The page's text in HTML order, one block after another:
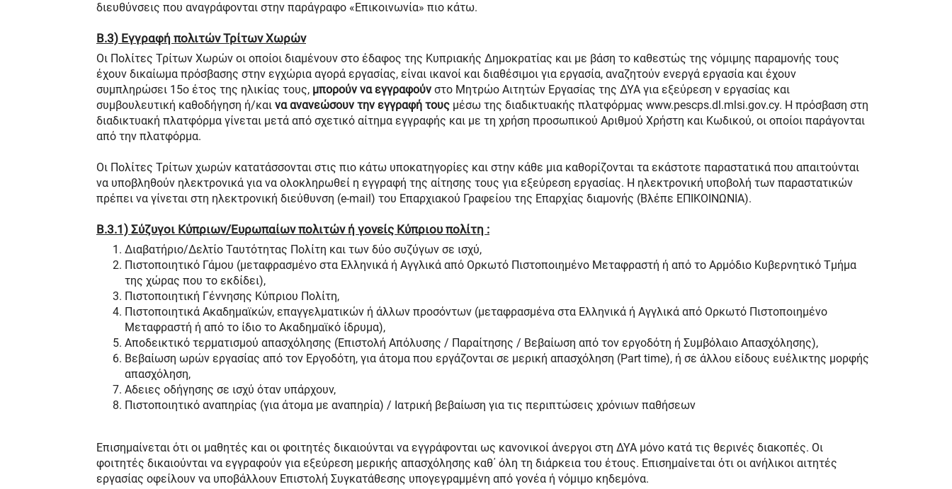
διευθύνσεις που αναγράφονται στην παράγραφο «Επικοινωνία» πιο κάτω.
Β.3) Εγγραφή πολιτών Τρίτων Χωρών
Οι Πολίτες Τρίτων Χωρών οι οποίοι διαμένουν στο έδαφος της Κυπριακής Δημοκρατίας και με βάση το καθεστώς της νόμιμης παραμονής τους
έχουν δικαίωμα πρόσβασης στην εγχώρια αγορά εργασίας, είναι ικανοί και διαθέσιμοι για εργασία, αναζητούν ενεργά εργασία και έχουν
συμπληρώσει 15ο έτος της ηλικίας τους, μπορούν να εγγραφούν στο Μητρώο Αιτητών Εργασίας της ΔΥΑ για εξεύρεση ν εργασίας και
συμβουλευτική καθοδήγηση ή/και να ανανεώσουν την εγγραφή τους μέσω της διαδικτυακής πλατφόρμας www.pescps.dl.mlsi.gov.cy. Η πρόσβαση στη
διαδικτυακή πλατφόρμα γίνεται μετά από σχετικό αίτημα εγγραφής και με τη χρήση προσωπικού Αριθμού Χρήστη και Κωδικού, οι οποίοι παράγονται
από την πλατφόρμα.
Οι Πολίτες Τρίτων χωρών κατατάσσονται στις πιο κάτω υποκατηγορίες και στην κάθε μια καθορίζονται τα εκάστοτε παραστατικά που απαιτούνται
να υποβληθούν ηλεκτρονικά για να ολοκληρωθεί η εγγραφή της αίτησης τους για εξεύρεση εργασίας. Η ηλεκτρονική υποβολή των παραστατικών
πρέπει να γίνεται στη ηλεκτρονική διεύθυνση (e-mail) του Επαρχιακού Γραφείου της Επαρχίας διαμονής (Βλέπε ΕΠΙΚΟΙΝΩΝΙΑ).
Β.3.1) Σύζυγοι Κύπριων/Ευρωπαίων πολιτών ή γονείς Κύπριου πολίτη :
Διαβατήριο/Δελτίο Ταυτότητας Πολίτη και των δύο συζύγων σε ισχύ,
Πιστοποιητικό Γάμου (μεταφρασμένο στα Ελληνικά ή Αγγλικά από Ορκωτό Πιστοποιημένο Μεταφραστή ή από το Αρμόδιο Κυβερνητικό Τμήμα
της χώρας που το εκδίδει),
Πιστοποιητική Γέννησης Κύπριου Πολίτη,
Πιστοποιητικά Ακαδημαϊκών, επαγγελματικών ή άλλων προσόντων (μεταφρασμένα στα Ελληνικά ή Αγγλικά από Ορκωτό Πιστοποιημένο
Μεταφραστή ή από το ίδιο το Ακαδημαϊκό ίδρυμα),
Αποδεικτικό τερματισμού απασχόλησης (Επιστολή Απόλυσης / Παραίτησης / Βεβαίωση από τον εργοδότη ή Συμβόλαιο Απασχόλησης),
Βεβαίωση ωρών εργασίας από τον Εργοδότη, για άτομα που εργάζονται σε μερική απασχόληση (Part time), ή σε άλλου είδους ευέλικτης μορφής
απασχόληση,
Aδειες οδήγησης σε ισχύ όταν υπάρχουν,
Πιστοποιητικό αναπηρίας (για άτομα με αναπηρία) / Ιατρική βεβαίωση για τις περιπτώσεις χρόνιων παθήσεων
Επισημαίνεται ότι οι μαθητές και οι φοιτητές δικαιούνται να εγγράφονται ως κανονικοί άνεργοι στη ΔΥΑ μόνο κατά τις θερινές διακοπές. Οι
φοιτητές δικαιούνται να εγγραφούν για εξεύρεση μερικής απασχόλησης καθ΄ όλη τη διάρκεια του έτους. Επισημαίνεται ότι οι ανήλικοι αιτητές
εργασίας οφείλουν να υποβάλλουν Επιστολή Συγκατάθεσης υπογεγραμμένη από γονέα ή νόμιμο κηδεμόνα.